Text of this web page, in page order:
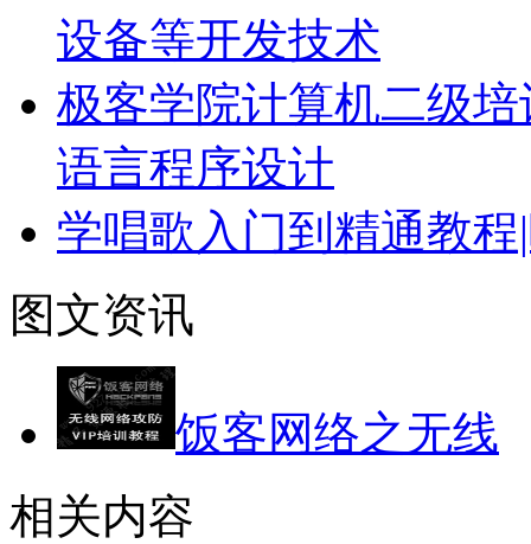
设备等开发技术
极客学院计算机二级
语言程序设计
学唱歌入门到精通教
图文资讯
饭客网络之无线
相关内容